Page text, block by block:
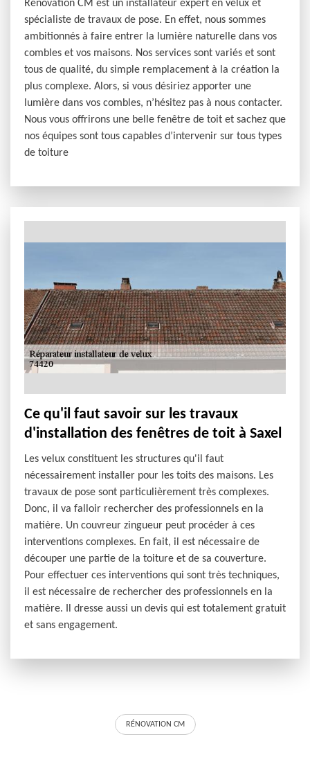
Rénovation CM est un installateur expert en velux et
spécialiste de travaux de pose. En effet, nous sommes
ambitionnés à faire entrer la lumière naturelle dans vos
combles et vos maisons. Nos services sont variés et sont
tous de qualité, du simple remplacement à la création la
plus complexe. Alors, si vous désiriez apporter une
lumière dans vos combles, n’hésitez pas à nous contacter.
Nous vous offrirons une belle fenêtre de toit et sachez que
nos équipes sont tous capables d’intervenir sur tous types
de toiture
Ce qu'il faut savoir sur les travaux
d'installation des fenêtres de toit à Saxel
Les velux constituent les structures qu'il faut
nécessairement installer pour les toits des maisons. Les
travaux de pose sont particulièrement très complexes.
Donc, il va falloir rechercher des professionnels en la
matière. Un couvreur zingueur peut procéder à ces
interventions complexes. En fait, il est nécessaire de
découper une partie de la toiture et de sa couverture.
Pour effectuer ces interventions qui sont très techniques,
il est nécessaire de rechercher des professionnels en la
matière. Il dresse aussi un devis qui est totalement gratuit
et sans engagement.
RÉNOVATION CM